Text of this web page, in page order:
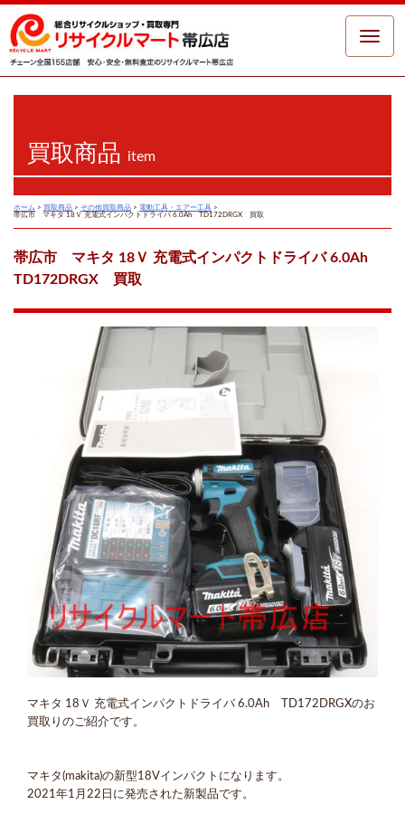
Toggle
買取商品 item
ホーム > 買取商品 > その他買取商品 > 電動工具・エアー工具 >
帯広市 マキタ 18Ｖ 充電式インパクトドライバ 6.0Ah TD172DRGX 買取
帯広市 マキタ 18Ｖ 充電式インパクトドライバ 6.0Ah
TD172DRGX 買取
マキタ 18Ｖ 充電式インパクトドライバ 6.0Ah TD172DRGXのお
買取りのご紹介です。
マキタ(makita)の新型18Vインパクトになります。
2021年1月22日に発売された新製品です。